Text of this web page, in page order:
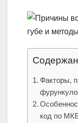
Факторы,
код по